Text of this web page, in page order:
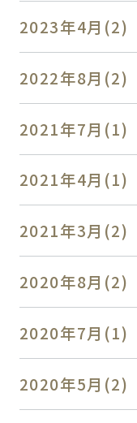
2023年4月(2)
2022年8月(2)
2021年7月(1)
2021年4月(1)
2021年3月(2)
2020年8月(2)
2020年7月(1)
2020年5月(2)